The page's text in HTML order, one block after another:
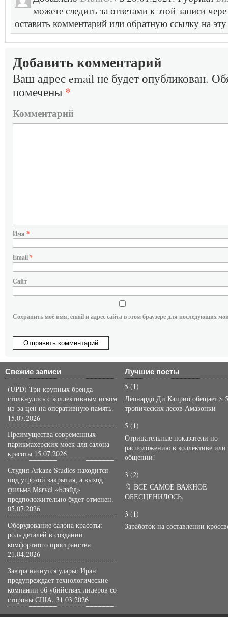
можете следить за ответами к этой записи
оставить комментарий или обратную ссылку на эту
Добавить комментарий
Ваш адрес email не будет опубликован.
помечены *
Комментарий
Имя *
Email*
Сайт
Сохранить моё имя, email и адрес сайта в этом браузере для последующих
Свежие записи
(UPD) Три крупных бренда
столкнулись с коллективным иском
из-за цен на оперативную память.
15.07.2026
Преимущества современных
парикмахерских моек для салона
красоты 15.07.2026
Студия Arkane Studios находится
под угрозой закрытия, а выход
фильма Marvel «Блэйд»
предположительно будет отменен.
05.07.2026
Оборудование салона красоты:
роль деталей в создании
комфортного пространства
21.04.2026
Завтра начнутся удары: Иран
предупреждает технологические
компании об убийствах лидеров со
стороны США. 31.03.2026
Лучшие посты
5 (1)
Леонардо Ди Каприо обещает $
тропических лесов Амазонки
5 (1)
Отрицательные показатели по
расположению в коллективе
общении!
3 (2)
🔖 ВСЕ САМОЕ ВАЖНОЕ
ОБЕСЦЕНИЛОСЬ.
3 (1)
Заработок на составлении